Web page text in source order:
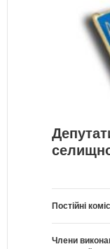
Постійні
Члени